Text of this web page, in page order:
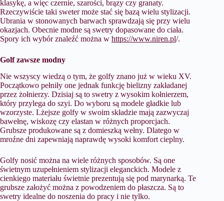
klasykę, a więc czernie, szarości, brązy czy granaty.
Rzeczywiście taki sweter może stać się bazą wielu stylizacji.
Ubrania w stonowanych barwach sprawdzają się przy wielu
okazjach. Obecnie modne są swetry dopasowane do ciała.
Spory ich wybór znaleźć można w https://www.niren.pl/.
Golf zawsze modny
Nie wszyscy wiedzą o tym, że golfy znano już w wieku XV.
Początkowo pełniły one jednak funkcję bielizny zakładanej
przez żołnierzy. Dzisiaj są to swetry z wysokim kołnierzem,
który przylega do szyi. Do wyboru są modele gładkie lub
wzorzyste. Lżejsze golfy w swoim składzie mają zazwyczaj
bawełnę, wiskozę czy elastan w różnych proporcjach.
Grubsze produkowane są z domieszką wełny. Dlatego w
mroźne dni zapewniają naprawdę wysoki komfort cieplny.
Golfy nosić można na wiele różnych sposobów. Są one
świetnym uzupełnieniem stylizacji eleganckich. Modele z
cienkiego materiału świetnie prezentują się pod marynarką. Te
grubsze założyć można z powodzeniem do płaszcza. Są to
swetry idealne do noszenia do pracy i nie tylko.